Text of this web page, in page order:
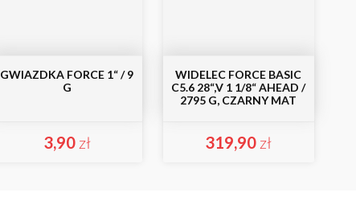
GWIAZDKA FORCE 1“ / 9
G
3,90 zł
WIDELEC FORCE BASIC
C5.6 28“,V 1 1/8“ AHEAD /
2795 G, CZARNY MAT
319,90 zł